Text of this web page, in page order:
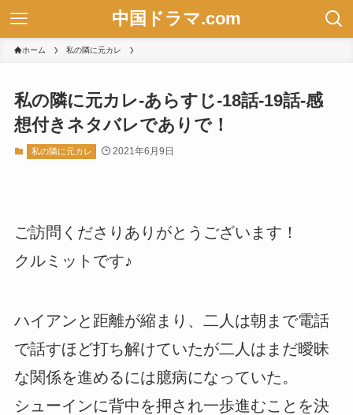
中国ドラマ.com
ホーム 私の隣に元カレ
私の隣に元カレ-あらすじ-18話-19話-感
想付きネタバレでありで！
私の隣に元カレ 2021年6月9日
ご訪問くださりありがとうございます！
クルミットです♪
ハイアンと距離が縮まり、二人は朝まで電話
で話すほど打ち解けていたが二人はまだ曖昧
な関係を進めるには臆病になっていた。
シューインに背中を押され一歩進むことを決